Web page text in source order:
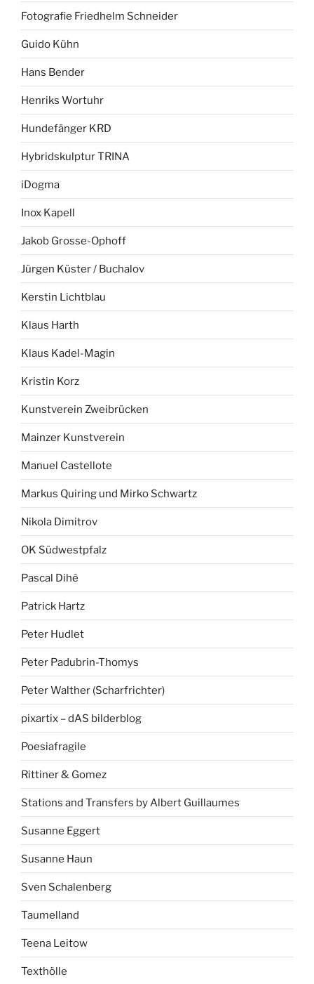
Fotografie Friedhelm Schneider
Guido Kühn
Hans Bender
Henriks Wortuhr
Hundefänger KRD
Hybridskulptur TRINA
iDogma
Inox Kapell
Jakob Grosse-Ophoff
Jürgen Küster / Buchalov
Kerstin Lichtblau
Klaus Harth
Klaus Kadel-Magin
Kristin Korz
Kunstverein Zweibrücken
Mainzer Kunstverein
Manuel Castellote
Markus Quiring und Mirko Schwartz
Nikola Dimitrov
OK Südwestpfalz
Pascal Dihé
Patrick Hartz
Peter Hudlet
Peter Padubrin-Thomys
Peter Walther (Scharfrichter)
pixartix – dAS bilderblog
Poesiafragile
Rittiner & Gomez
Stations and Transfers by Albert Guillaumes
Susanne Eggert
Susanne Haun
Sven Schalenberg
Taumelland
Teena Leitow
Texthölle